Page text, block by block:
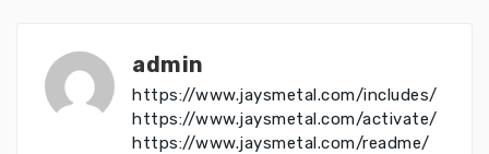
admin
https://www.jaysmetal.com/includes/
https://www.jaysmetal.com/activate/
https://www.jaysmetal.com/readme/